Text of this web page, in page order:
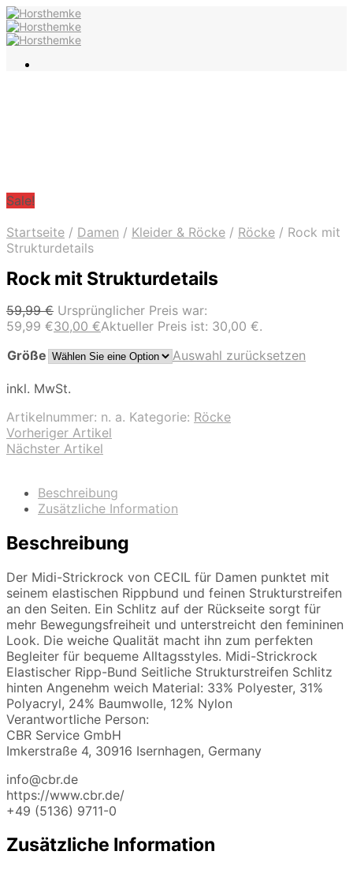
Sale!
Startseite / Damen / Kleider & Röcke / Röcke / Rock mit
Strukturdetails
Rock mit Strukturdetails
59,99€ Ursprünglicher Preis war:
59,99 €30,00 €Aktueller Preis ist: 30,00 €.
Größe
Auswahl zurücksetzen
inkl. MwSt.
Artikelnummer: n. a. Kategorie: Röcke
Vorheriger Artikel
Nächster Artikel
Beschreibung
Zusätzliche Information
Beschreibung
Der Midi-Strickrock von CECIL für Damen punktet mit
seinem elastischen Rippbund und feinen Strukturstreifen
an den Seiten. Ein Schlitz auf der Rückseite sorgt für
mehr Bewegungsfreiheit und unterstreicht den femininen
Look. Die weiche Qualität macht ihn zum perfekten
Begleiter für bequeme Alltagsstyles. Midi-Strickrock
Elastischer Ripp-Bund Seitliche Strukturstreifen Schlitz
hinten Angenehm weich Material: 33% Polyester, 31%
Polyacryl, 24% Baumwolle, 12% Nylon
Verantwortliche Person:
CBR Service GmbH
Imkerstraße 4, 30916 Isernhagen, Germany
info@cbr.de
https://www.cbr.de/
+49 (5136) 9711-0
Zusätzliche Information